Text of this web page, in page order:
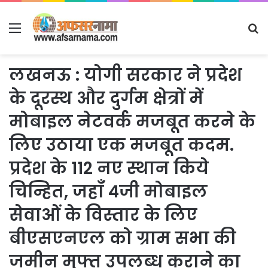
Menu
लखनऊ : योगी सरकार ने प्रदेश
के दूरस्थ और दुर्गम क्षेत्रों में
मोबाइल नेटवर्क मजबूत करने के
लिए उठाया एक मजबूत कदम.
प्रदेश के 112 नए स्थान किये
चिन्हित, जहाँ 4जी मोबाइल
सेवाओं के विस्तार के लिए
बीएसएनएल को ग्राम सभा की
जमीन मुफ्त उपलब्ध कराने का